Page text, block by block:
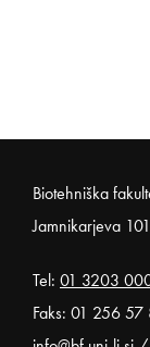
Noga
Biotehniška
Jamnikarjeva
Tel: 01 3203
Faks: 01 256 57